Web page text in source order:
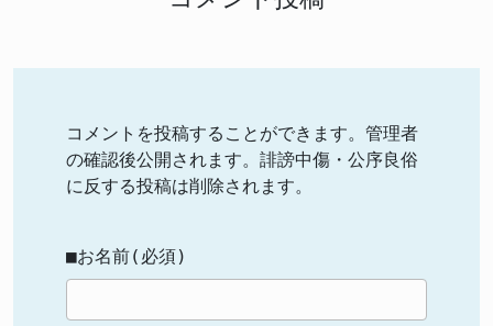
コメントを投稿することができます。管理者
の確認後公開されます。誹謗中傷・公序良俗
に反する投稿は削除されます。
■お名前(必須)